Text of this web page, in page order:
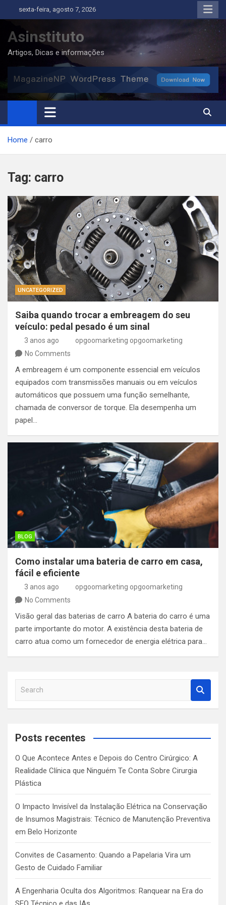
to
content
sexta-feira, agosto 7, 2026
Asinstituto
Artigos, Dicas e informações
Home carro
Tag: carro
UNCATEGORIZED
Saiba quando trocar a embreagem do seu
veículo: pedal pesado é um sinal
3 anos ago
opgoomarketing opgoomarketing
No Comments
A embreagem é um componente essencial em veículos
equipados com transmissões manuais ou em veículos
automáticos que possuem uma função semelhante,
chamada de conversor de torque. Ela desempenha um
papel…
BLOG
Como instalar uma bateria de carro em casa,
fácil e eficiente
3 anos ago
opgoomarketing opgoomarketing
No Comments
Visão geral das baterias de carro A bateria do carro é uma
parte importante do motor. A existência desta bateria de
carro atua como um fornecedor de energia elétrica para…
a
c
Posts recentes
O Que Acontece Antes e Depois do Centro Cirúrgico: A
Realidade Clínica que Ninguém Te Conta Sobre Cirurgia
Plástica
O Impacto Invisível da Instalação Elétrica na Conservação
de Insumos Magistrais: Técnico de Manutenção Preventiva
em Belo Horizonte
Convites de Casamento: Quando a Papelaria Vira um
Gesto de Cuidado Familiar
A Engenharia Oculta dos Algoritmos: Ranquear na Era do